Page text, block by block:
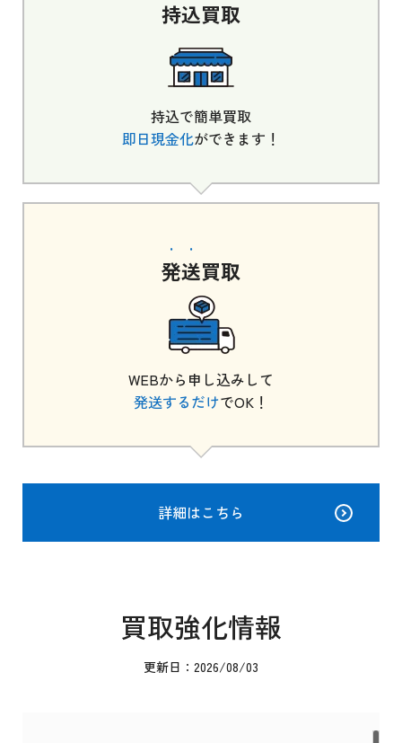
持込買取
持込で簡単買取
即日現金化ができます！
発送買取
WEBから申し込みして
発送するだけでOK！
詳細はこちら
買取強化情報
更新日：2026/08/03